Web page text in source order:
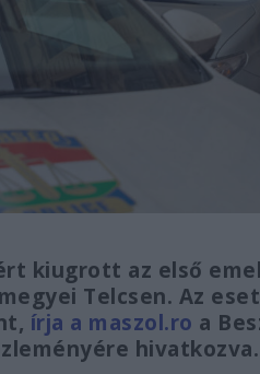
kiugrott az első
Telcsen. Az
írja a maszol.ro a
hivatkozva.